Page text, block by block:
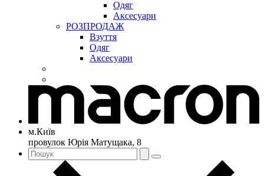
Одяг
Аксесуари
РОЗПРОДАЖ
Взуття
Одяг
Аксесуари
м.Київ
провулок Юрія Матущака, 8